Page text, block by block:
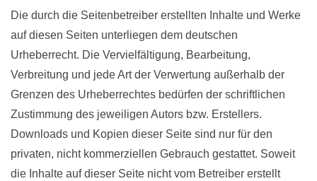
Die durch die Seitenbetreiber erstellten Inhalte und Werke
auf diesen Seiten unterliegen dem deutschen
Urheberrecht. Die Vervielfältigung, Bearbeitung,
Verbreitung und jede Art der Verwertung außerhalb der
Grenzen des Urheberrechtes bedürfen der schriftlichen
Zustimmung des jeweiligen Autors bzw. Erstellers.
Downloads und Kopien dieser Seite sind nur für den
privaten, nicht kommerziellen Gebrauch gestattet. Soweit
die Inhalte auf dieser Seite nicht vom Betreiber erstellt